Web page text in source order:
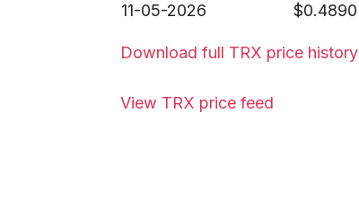
11-05-2026
$0.4890
Download full TRX price history
View TRX price feed